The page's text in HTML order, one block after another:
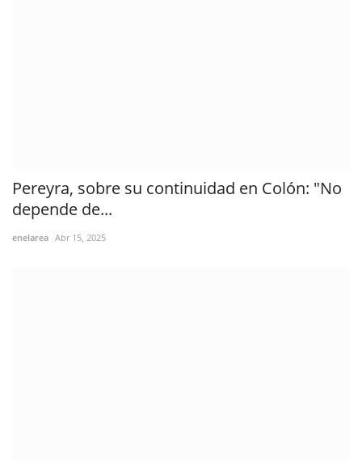
Pereyra, sobre su continuidad en Colón: "No
depende de...
enelarea Abr 15, 2025